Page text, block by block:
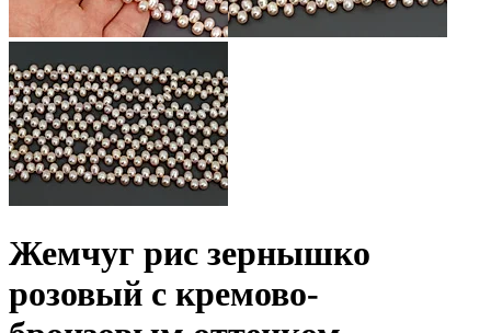
Жемчyг рис зернышко
розовый с кремово-